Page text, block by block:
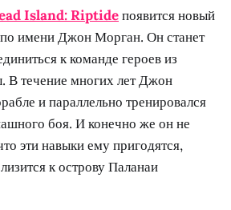
Island: Riptideпоявится новый
имени Джон Морган. Он станет
к команде героев из
В течение многих лет Джон
и параллельно тренировался
боя. И конечно же он не
эти навыки ему пригодятся,
к острову Паланаи